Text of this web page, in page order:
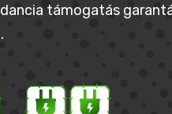
támogatás